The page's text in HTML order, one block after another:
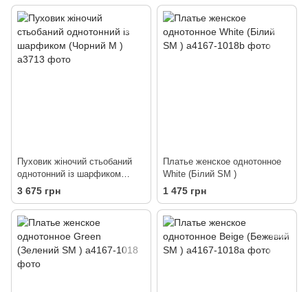
Пуховик жіночий стьобаний
однотонний із шарфиком
(Чорний M )
3 675 грн
Платье женское однотонное
White (Білий SM )
1 475 грн